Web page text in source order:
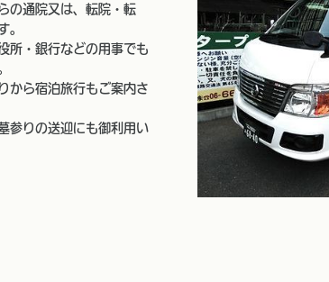
の通院又は、転院・転
。
所・銀行などの用事でも
から宿泊旅行もご案内さ
参りの送迎にも御利用い